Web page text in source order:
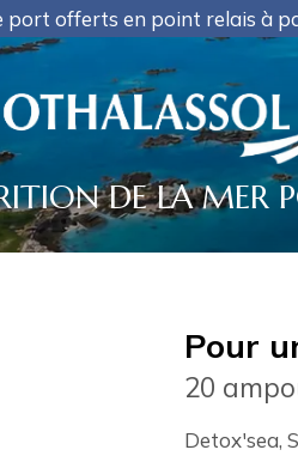
à partir de 35€ d'achat,
DE LA MER
Pour
20
Detox'sea,